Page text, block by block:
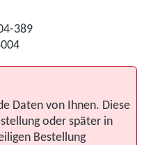
389
Daten von Ihnen. Diese
oder später in
Bestellung